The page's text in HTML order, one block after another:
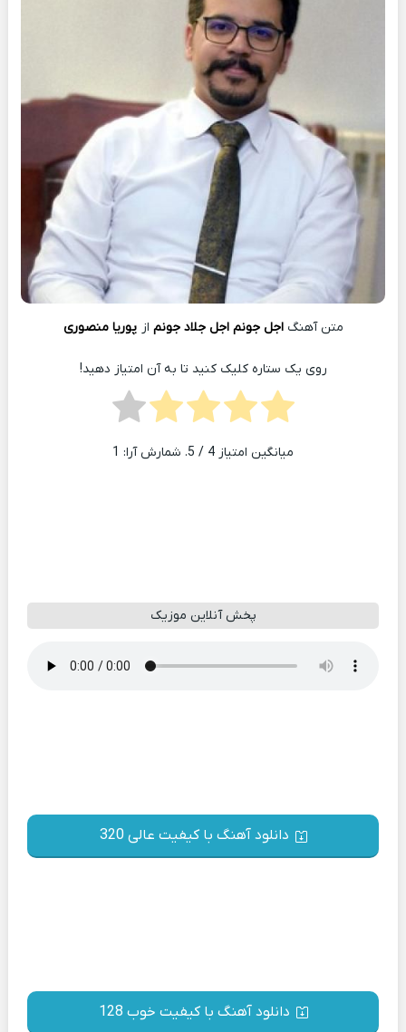
متن آهنگاجل جونم اجل جلاد جونم از پوریا منصوری
روی یک ستاره کلیک کنید تا به آن امتیاز دهید!
میانگین امتیاز 4 / 5. شمارش آرا: 1
پخش آنلاین موزیک
دانلود آهنگ با کیفیت عالی 320
دانلود آهنگ با کیفیت خوب 128